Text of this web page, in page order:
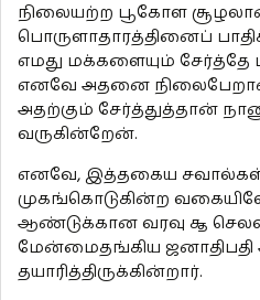
நிலையற்ற பூகோள
பொருளாதாரத்தினைப்
எமது மக்களையும் சேர்த்தே
எனவே அதனை
அதற்கும் சேர்த்துத்தான்
வருகின்றேன்.
எனவே, இத்தகைய
முகங்கொடுகின்ற
ஆண்டுக்கான வரவு ௲
மேன்மைதங்கிய
தயாரித்திருக்கின்றார்.